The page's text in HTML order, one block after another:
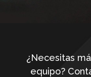
¿Necesitas
equipo?